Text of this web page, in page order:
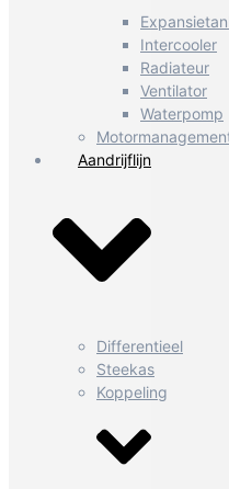
Intercooler
Radiateur
Ventilator
Waterpomp
Aandrijflijn
Differentieel
Steekas
Koppeling